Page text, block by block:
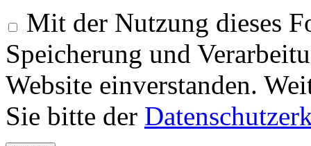
Mit der Nutzung dieses
Speicherung und
Website einverstanden.
Sie bitte der